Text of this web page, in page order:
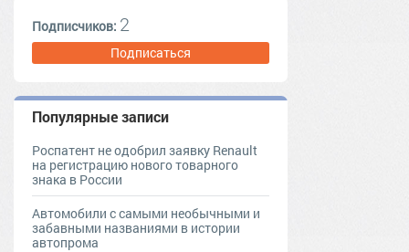
Подписчиков: 2
Подписаться
Популярные записи
Роспатент не одобрил заявку Renault
на регистрацию нового товарного
знака в России
Автомобили с самыми необычными и
забавными названиями в истории
автопрома